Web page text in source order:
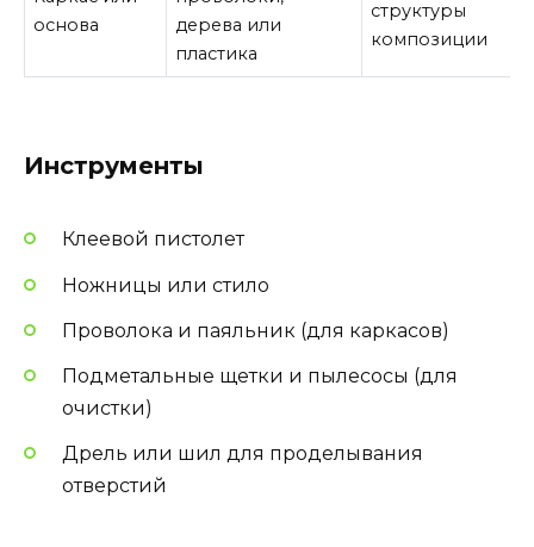
основа
дерева или
пластика
структуры
композиции
Инструменты
Клеевой пистолет
Ножницы или стило
Проволока и паяльник (для каркасов)
Подметальные щетки и пылесосы (для
очистки)
Дрель или шил для проделывания
отверстий